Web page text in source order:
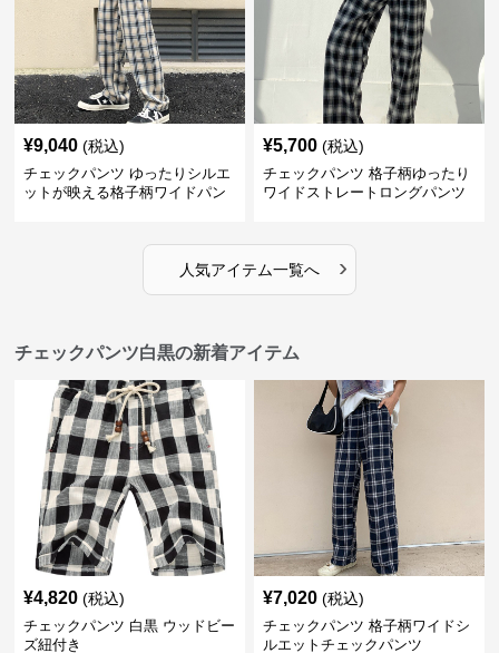
¥9,040 (税込)
チェックパンツ ゆったりシルエ
ットが映える格子柄ワイドパン
¥5,700 (税込)
チェックパンツ 格子柄ゆったり
ワイドストレートロングパンツ
人気アイテム一覧へ ›
チェックパンツ白黒の新着アイテム
¥4,820 (税込)
チェックパンツ 白黒 ウッドビー
ズ紐付き
¥7,020 (税込)
チェックパンツ 格子柄ワイドシ
ルエットチェックパンツ